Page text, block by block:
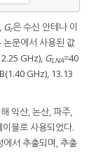
Gr은 수신 안테나 이
논문에서 사용된 값
GHz), GLNA=40
GHz), 13.13
익산, 논산, 파주,
블로 사용되었다.
서 추출되며, 추출